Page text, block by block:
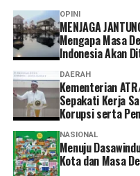
OPINI
MENJAGA
Mengapa Masa
Indonesia Akan
DAERAH
Kementerian
Sepakati Kerja
Korupsi serta
NASIONAL
Menuju
Kota dan Masa